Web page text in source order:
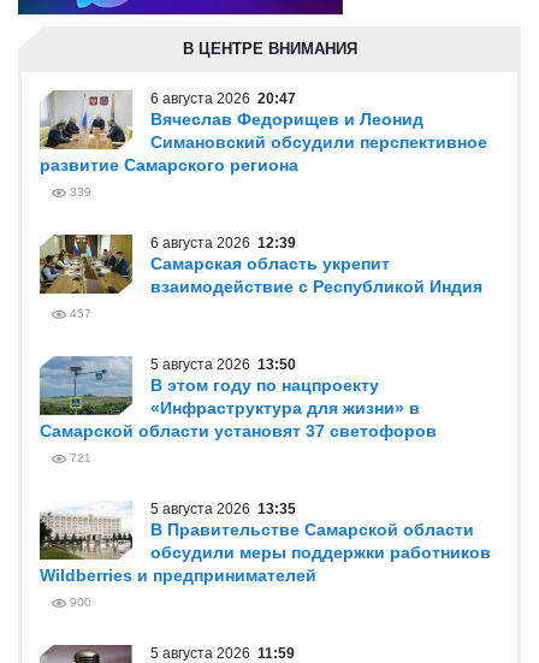
В ЦЕНТРЕ ВНИМАНИЯ
6 августа 2026 20:47
Вячеслав Федорищев и Леонид
Симановский обсудили перспективное
развитие Самарского региона
339
6 августа 2026 12:39
Самарская область укрепит
взаимодействие с Республикой Индия
457
5 августа 2026 13:50
В этом году по нацпроекту
«Инфраструктура для жизни» в
Самарской области установят 37 светофоров
721
5 августа 2026 13:35
В Правительстве Самарской области
обсудили меры поддержки работников
Wildberries и предпринимателей
900
5 августа 2026 11:59